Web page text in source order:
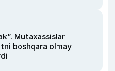
Mutaxassislar
boshqara olmay